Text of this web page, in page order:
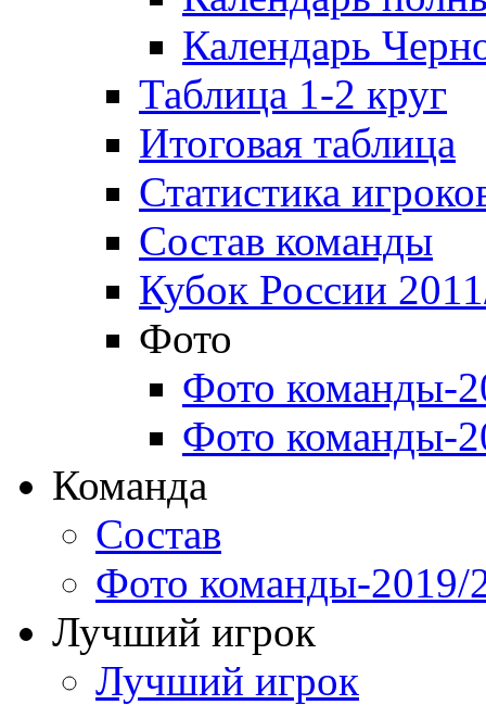
Календарь
Таблица 1-2 круг
Итоговая таблица
Статистика
Состав команды
Кубок России
Фото
Фото команды-
Фото команды-
Команда
Состав
Фото команды-2019/
Лучший игрок
Лучший игрок